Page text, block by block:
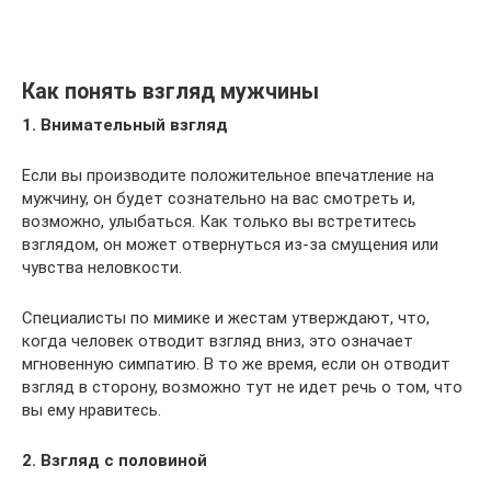
Как понять взгляд мужчины
1. Внимательный взгляд
Если вы производите положительное впечатление на
мужчину, он будет сознательно на вас смотреть и,
возможно, улыбаться. Как только вы встретитесь
взглядом, он может отвернуться из-за смущения или
чувства неловкости.
Специалисты по мимике и жестам утверждают, что,
когда человек отводит взгляд вниз, это означает
мгновенную симпатию. В то же время, если он отводит
взгляд в сторону, возможно тут не идет речь о том, что
вы ему нравитесь.
2. Взгляд с половиной